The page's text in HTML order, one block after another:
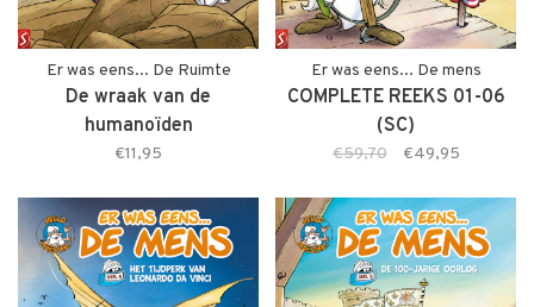
Er was eens... De Ruimte
De wraak van de
humanoïden
€11,95
Er was eens... De mens
COMPLETE REEKS 01-06
(SC)
€59,70 €49,95